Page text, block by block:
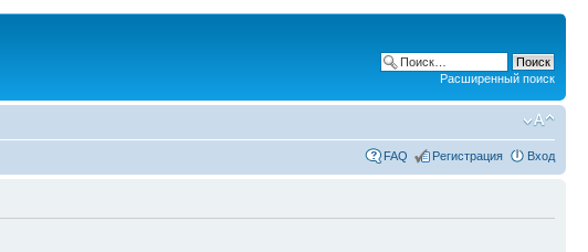
Расширенный поиск
FAQ Регистрация Вход